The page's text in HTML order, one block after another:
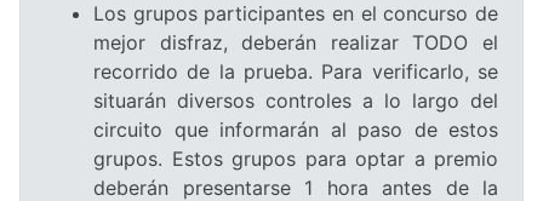
Los grupos participantes en el concurso de
mejor disfraz, deberán realizar TODO el
recorrido de la prueba. Para verificarlo, se
situarán diversos controles a lo largo del
circuito que informarán al paso de estos
grupos. Estos grupos para optar a premio
deberán presentarse 1 hora antes de la